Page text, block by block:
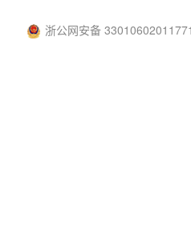
浙公网安备